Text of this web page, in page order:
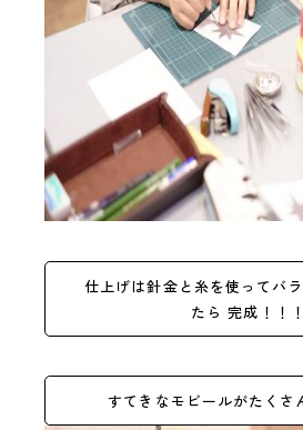
仕上げは針金と糸を使ってバ
たら 完成！！！
すてきなモビールがたくさ